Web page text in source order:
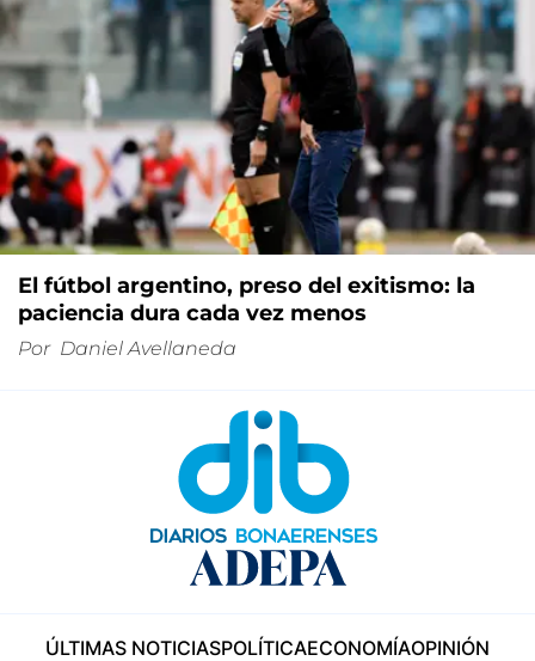
El fútbol argentino, preso del exitismo: la
paciencia dura cada vez menos
Por Daniel Avellaneda
ÚLTIMAS NOTICIASPOLÍTICAECONOMÍAOPINIÓN